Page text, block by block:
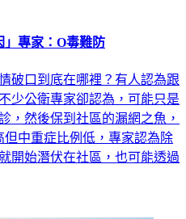
專家：O毒難防
破口到底在哪裡？有人認為跟
少公衛專家卻認為，可能只是
，然後保到社區的漏網之魚，
但中重症比例低，專家認為除
開始潛伏在社區，也可能透過